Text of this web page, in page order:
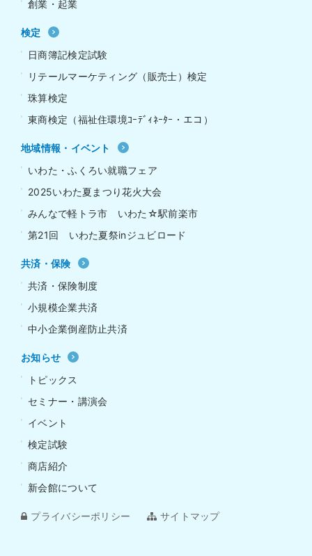
創業・起業
検定
日商簿記検定試験
リテールマーケティング（販売士）検定
珠算検定
東商検定（福祉住環境ｺｰﾃﾞｨﾈｰﾀｰ・エコ）
地域情報・イベント
いわた・ふくろい就職フェア
2025いわた夏まつり花火大会
みんなで軽トラ市 いわた☆駅前楽市
第21回 いわた夏祭inジュビロード
共済・保険
共済・保険制度
小規模企業共済
中小企業倒産防止共済
お知らせ
トピックス
セミナー・講演会
イベント
検定試験
商店紹介
新会館について
プライバシーポリシー サイトマップ